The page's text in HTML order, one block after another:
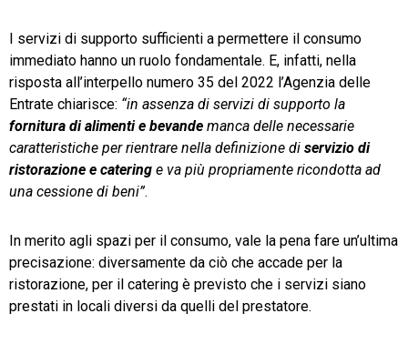
I servizi di supporto sufficienti a permettere il consumo
immediato hanno un ruolo fondamentale. E, infatti, nella
risposta all’interpello numero 35 del 2022 l’Agenzia delle
Entrate chiarisce: “in assenza di servizi di supporto la
fornitura di alimenti e bevande manca delle necessarie
caratteristiche per rientrare nella definizione di servizio di
ristorazione e catering e va più propriamente ricondotta ad
una cessione di beni”.
In merito agli spazi per il consumo, vale la pena fare un’ultima
precisazione: diversamente da ciò che accade per la
ristorazione, per il catering è previsto che i servizi siano
prestati in locali diversi da quelli del prestatore.